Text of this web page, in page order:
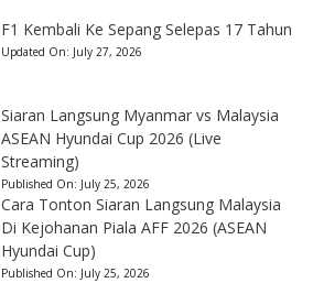
F1 Kembali Ke Sepang Selepas 17 Tahun
Updated On: July 27, 2026
Siaran Langsung Myanmar vs Malaysia
ASEAN Hyundai Cup 2026 (Live
Streaming)
Published On: July 25, 2026
Cara Tonton Siaran Langsung Malaysia
Di Kejohanan Piala AFF 2026 (ASEAN
Hyundai Cup)
Published On: July 25, 2026